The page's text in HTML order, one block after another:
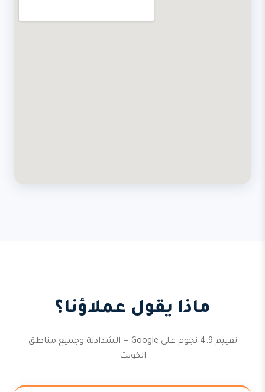
ماذا يقول عملاؤنا؟
تقييم 4.9 نجوم على Google — الشدادية وجميع مناطق
الكويت